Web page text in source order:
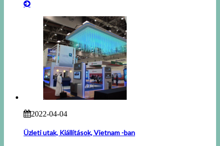
2022-04-04
Üzleti utak, Kiállítások, Vietnam -ban